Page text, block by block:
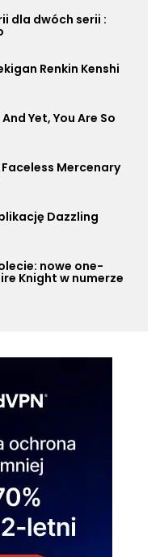
dla dwóch serii :
Renkin Kenshi
Yet, You Are So
Mercenary
Dazzling
nowe one-
Knight w numerze